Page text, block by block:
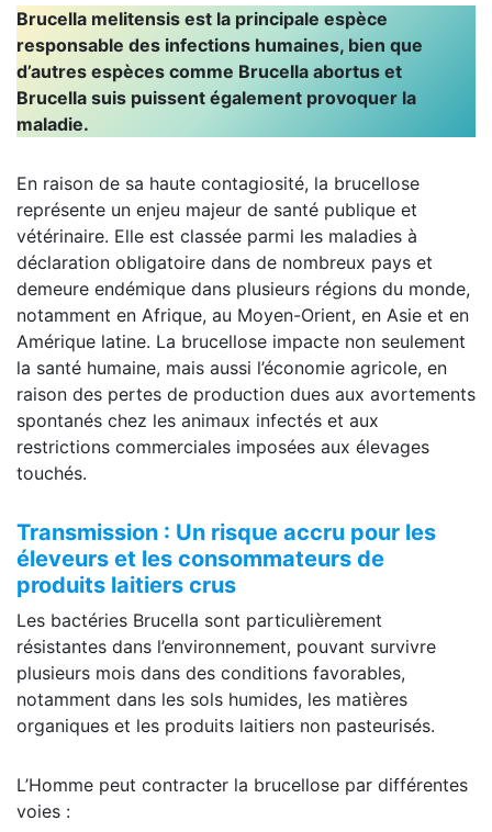
Brucella melitensis est la principale espèce
responsable des infections humaines, bien que
d’autres espèces comme Brucella abortus et
Brucella suis puissent également provoquer la
maladie.
En raison de sa haute contagiosité, la brucellose
représente un enjeu majeur de santé publique et
vétérinaire. Elle est classée parmi les maladies à
déclaration obligatoire dans de nombreux pays et
demeure endémique dans plusieurs régions du monde,
notamment en Afrique, au Moyen-Orient, en Asie et en
Amérique latine. La brucellose impacte non seulement
la santé humaine, mais aussi l’économie agricole, en
raison des pertes de production dues aux avortements
spontanés chez les animaux infectés et aux
restrictions commerciales imposées aux élevages
touchés.
Transmission : Un risque accru pour les
éleveurs et les consommateurs de
produits laitiers crus
Les bactéries Brucella sont particulièrement
résistantes dans l’environnement, pouvant survivre
plusieurs mois dans des conditions favorables,
notamment dans les sols humides, les matières
organiques et les produits laitiers non pasteurisés.
L’Homme peut contracter la brucellose par différentes
voies :